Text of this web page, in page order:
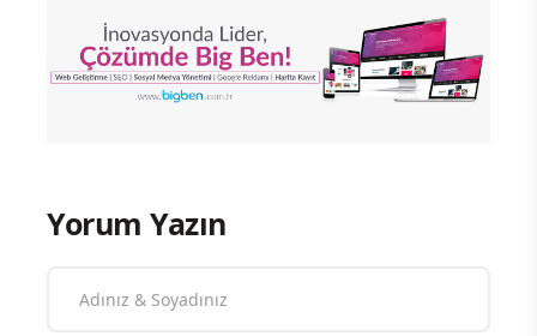
Yorum Yazın